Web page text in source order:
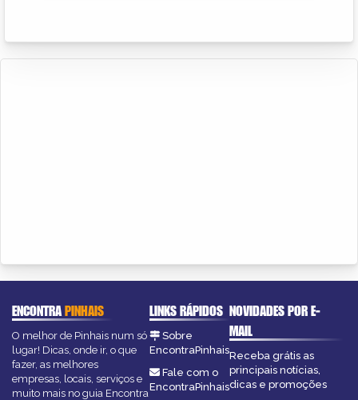
ENCONTRAPINHAIS
O melhor de Pinhais num só
lugar! Dicas, onde ir, o que
fazer, as melhores
empresas, locais, serviços e
muito mais no guia Encontra
LINKS RÁPIDOS
Sobre
EncontraPinhais
Fale com o
EncontraPinhais
NOVIDADES POR E-
MAIL
Receba grátis as
principais notícias,
dicas e promoções